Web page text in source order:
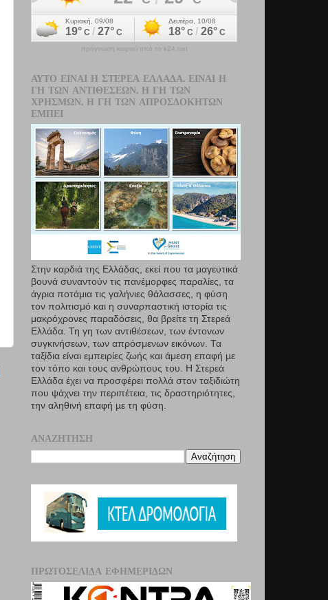
πρόγνωση καιρού από το k24.net
ΑΥΤΌ ΕΊΝΑΙ Η ΣΤΕΡΕΆ ΕΛΛΆΔΑ. ΕΊΝΑΙ Η
ΓΗ ΤΩΝ ΑΝΤΙΘΈΣΕΩΝ. Η ΓΗ ΤΩΝ
ΧΡΗΣΜΏΝ. Η ΓΗ ΤΩΝ ΑΠΡΟΣΔΌΚΗΤΩΝ
ΕΜΠΕΙ
Στην καρδιά της Ελλάδας, εκεί που τα µαγευτικά
βουνά συναντούν τις πανέμορφες παραλίες, τα
άγρια ποτάμια τις γαλήνιες θάλασσες, η φύση
τον πολιτισμό και η συναρπαστική ιστορία τις
μακρόχρονες παραδόσεις, θα βρείτε τη Στερεά
Ελλάδα. Τη γη των αντιθέσεων, των έντονων
συγκινήσεων, των απρόσμενων εικόνων. Τα
ταξίδια είναι εμπειρίες ζωής και άμεση επαφή µε
τον τόπο και τους ανθρώπους του. Η Στερεά
Ελλάδα έχει να προσφέρει πολλά στον ταξιδιώτη
που ψάχνει την περιπέτεια, τις δραστηριότητες,
την αληθινή επαφή µε τη φύση.
ΑΝΑΖΉΤΗΣΗ
ΠΡΩΤΟΣΈΛΙΔΑ ΕΦΗΜΕΡΊΔΩΝ